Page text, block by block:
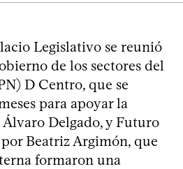
Legislativo se reunió
de los sectores del
D Centro, que se
para apoyar la
Delgado, y Futuro
Beatriz Argimón, que
formaron una